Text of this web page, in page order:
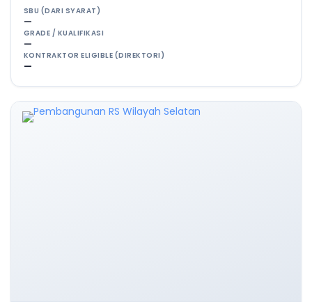
SBU (DARI SYARAT)
—
GRADE / KUALIFIKASI
—
KONTRAKTOR ELIGIBLE (DIREKTORI)
—